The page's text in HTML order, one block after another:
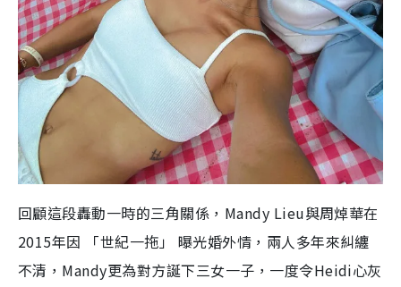
回顧這段轟動一時的三角關係，Mandy Lieu與周焯華在
2015年因 「世紀一拖」 曝光婚外情，兩人多年來糾纏
不清，Mandy更為對方誕下三女一子，一度令Heidi心灰